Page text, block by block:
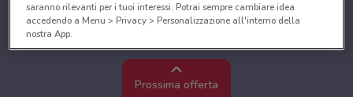
Prossima offerta
saranno rilevanti per i tuoi interessi. Potrai sempre cambiare idea
accedendo a Menu > Privacy > Personalizzazione all'interno della
nostra App.
Noi e i nostri partner trattiamo i dati per fornire:
Utilizzare dati di geolocalizzazione precisi. Scansione attiva delle
caratteristiche del dispositivo ai fini dell’identificazione. Archiviare